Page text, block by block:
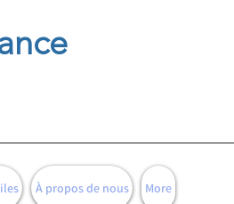
À propos de nous More